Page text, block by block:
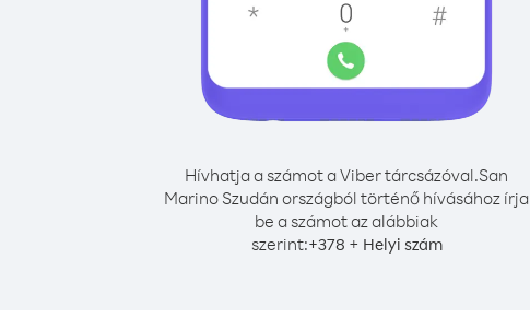
Hívhatja a számot a Viber tárcsázóval.San
Marino Szudán országból történő hívásához írja
be a számot az alábbiak
szerint:+378 + Helyi szám